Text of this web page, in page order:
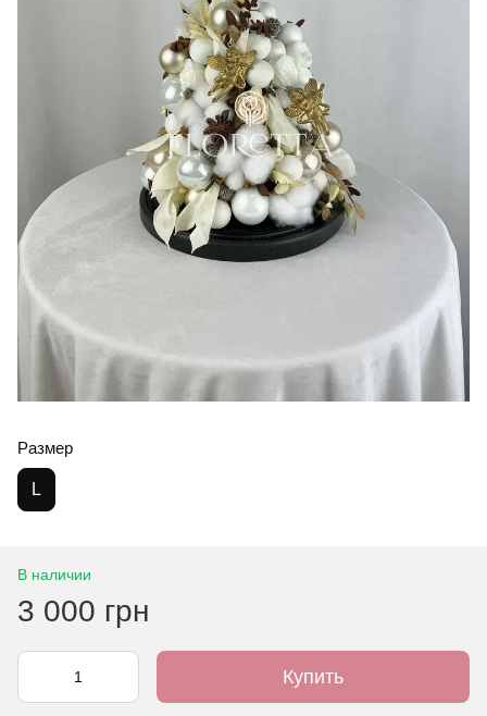
Размер
L
В наличии
3 000 грн
Купить